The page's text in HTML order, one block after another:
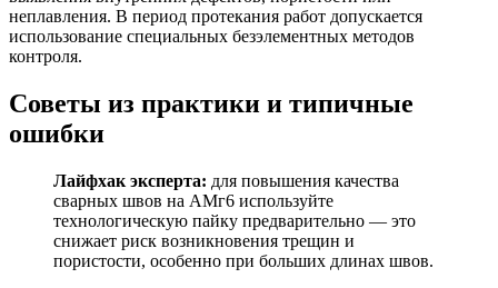
неплавления. В период протекания работ допускается
использование специальных безэлементных методов
контроля.
Советы из практики и типичные
ошибки
Лайфхак эксперта: для повышения качества
сварных швов на АМг6 используйте
технологическую пайку предварительно — это
снижает риск возникновения трещин и
пористости, особенно при больших длинах швов.